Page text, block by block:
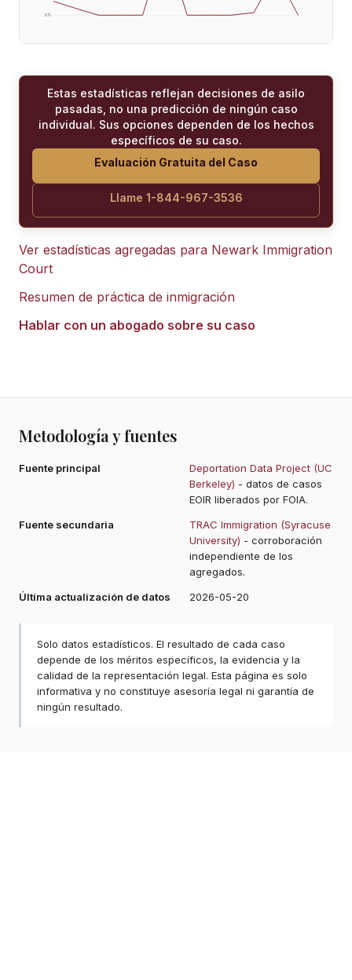
0%
Estas estadísticas reflejan decisiones de asilo
pasadas, no una predicción de ningún caso
individual. Sus opciones dependen de los hechos
específicos de su caso.
Evaluación Gratuita del Caso
Llame 1-844-967-3536
Ver estadísticas agregadas para Newark Immigration
Court
Resumen de práctica de inmigración
Hablar con un abogado sobre su caso
Metodología y fuentes
Fuente principal
Deportation Data Project (UC
Berkeley) - datos de casos
EOIR liberados por FOIA.
Fuente secundaria
TRAC Immigration (Syracuse
University) - corroboración
independiente de los
agregados.
Última actualización de datos
2026-05-20
Solo datos estadísticos. El resultado de cada caso
depende de los méritos específicos, la evidencia y la
calidad de la representación legal. Esta página es solo
informativa y no constituye asesoría legal ni garantía de
ningún resultado.